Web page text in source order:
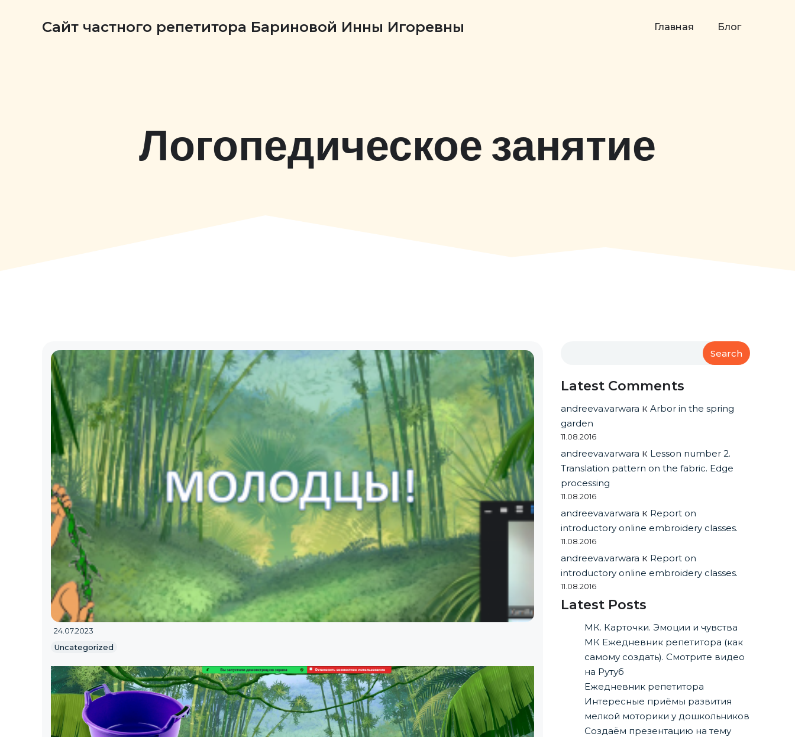
Сайт частного репетитора Бариновой Инны Игоревны Главная Блог
Логопедическое занятие
24.07.2023
Uncategorized
Search
Latest Comments
andreeva.varwara кArbor in the spring
garden
11.08.2016
andreeva.varwara к Lesson number 2.
Translation pattern on the fabric. Edge
processing
11.08.2016
andreeva.varwara к Report on
introductory online embroidery classes.
11.08.2016
andreeva.varwara к Report on
introductory online embroidery classes.
11.08.2016
Latest Posts
МК. Карточки. Эмоции и чувства
МК Ежедневник репетитора (как
самому создать). Смотрите видео
на Рутуб
Ежедневник репетитора
Интересные приёмы развития
мелкой моторики у дошкольников
Создаём презентацию на тему